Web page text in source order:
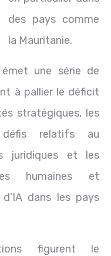
des pays comme
la Mauritanie.
émet une série de
à pallier le déficit
stratégiques, les
défis relatifs au
juridiques et les
humaines et
dans les pays
figurent le